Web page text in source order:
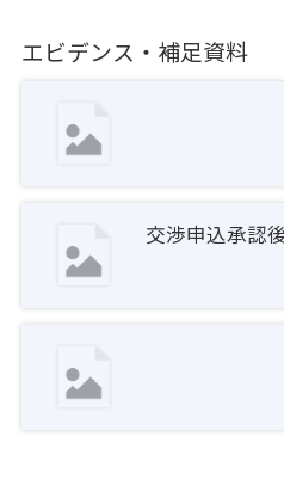
エビデンス・補足資料
交渉申込承認